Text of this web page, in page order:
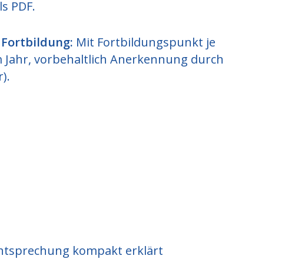
PDF.
Mit Fortbildungspunkt je
Jahr, vorbehaltlich Anerkennung durch
kompakt erklärt